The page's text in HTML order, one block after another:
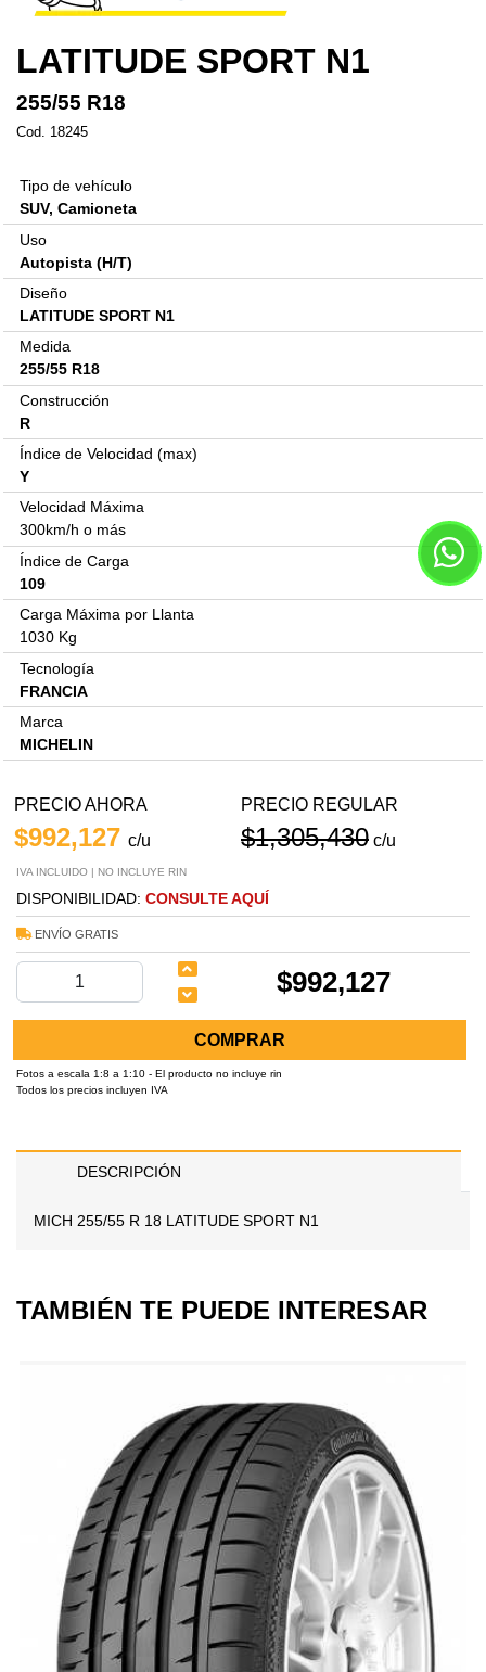
LATITUDE SPORT N1
255/55 R18
Cod. 18245
Tipo de vehículo
SUV, Camioneta
Uso
Autopista (H/T)
Diseño
LATITUDE SPORT N1
Medida
255/55 R18
Construcción
R
Índice de Velocidad (max)
Y
Velocidad Máxima
300km/h o más
Índice de Carga
109
Carga Máxima por Llanta
1030 Kg
Tecnología
FRANCIA
Marca
MICHELIN
PRECIO AHORA
$992,127 c/u
PRECIO REGULAR
$1,305,430 c/u
IVA INCLUIDO | NO INCLUYE RIN
DISPONIBILIDAD: CONSULTE AQUÍ
ENVÍO GRATIS
$992,127
COMPRAR
Fotos a escala 1:8 a 1:10 - El producto no incluye rin
Todos los precios incluyen IVA
DESCRIPCIÓN
MICH 255/55 R 18 LATITUDE SPORT N1
TAMBIÉN TE PUEDE INTERESAR